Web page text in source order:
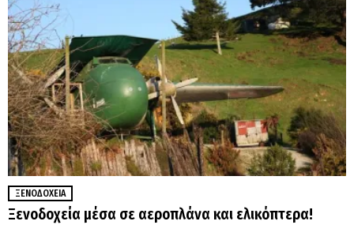
ΞΕΝΟΔΟΧΕΊΑ
Ξενοδοχεία μέσα σε αεροπλάνα και ελικόπτερα!